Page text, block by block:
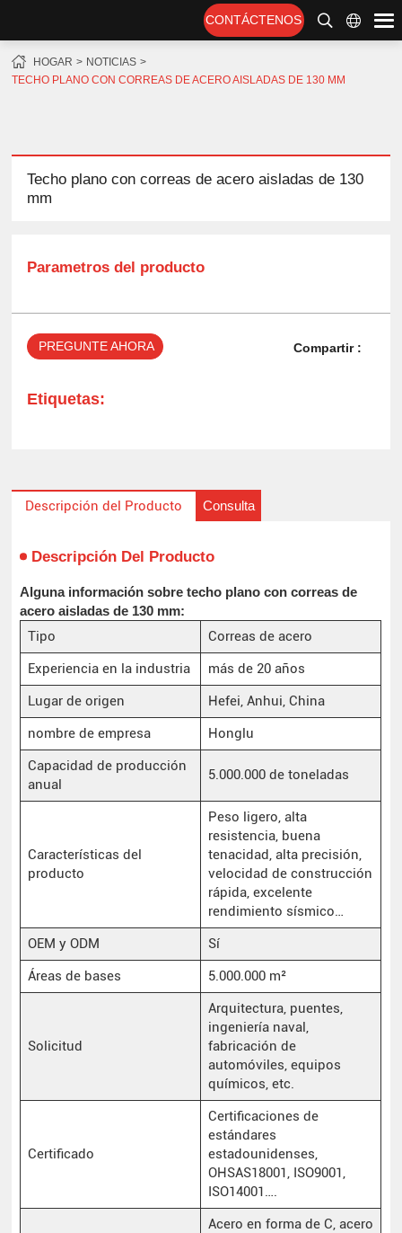
CONTÁCTENOS
HOGAR
NOTICIAS
TECHO PLANO CON CORREAS DE ACERO AISLADAS DE 130 MM
Techo plano con correas de acero aisladas de 130
mm
Parametros del producto
PREGUNTE AHORA Compartir :
Etiquetas:
Descripción del Producto Consulta
Descripción Del Producto
Alguna información sobre techo plano con correas de
acero aisladas de 130 mm:
Tipo
Correas de acero
Experiencia en la industria
más de 20 años
Lugar de origen
Hefei, Anhui, China
nombre de empresa
Honglu
Capacidad de producción
anual
5.000.000 de toneladas
Características del
producto
Peso ligero, alta
resistencia, buena
tenacidad, alta precisión,
velocidad de construcción
rápida, excelente
rendimiento sísmico…
OEM y ODM
Sí
Áreas de bases
5.000.000 m²
Solicitud
Arquitectura, puentes,
ingeniería naval,
fabricación de
automóviles, equipos
químicos, etc.
Certificado
Certificaciones de
estándares
estadounidenses,
OHSAS18001, ISO9001,
ISO14001….
Acero en forma de C, acero